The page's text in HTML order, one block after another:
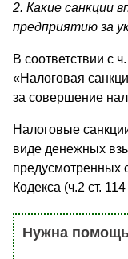
2. Какие санкции
предприятию за
В соответствии с
«Налоговая
за совершение
Налоговые
виде денежных
предусмотренных
Кодекса (ч.2 ст.
Нужна